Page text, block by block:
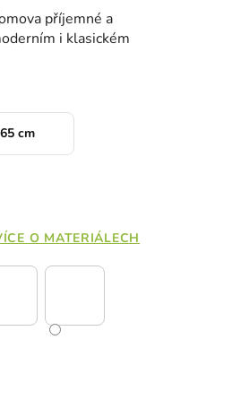
příjemné a
i klasickém
cm
O MATERIÁLECH